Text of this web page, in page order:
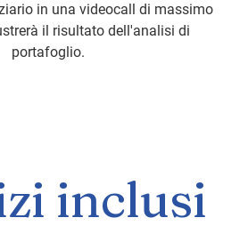
in una videocall di massimo
il risultato dell'analisi di
portafoglio.
inclusi